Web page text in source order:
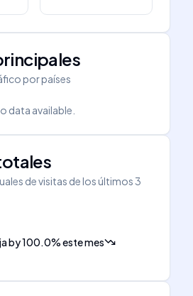
por países
data available.
de visitas de los últimos 3
by100.0%este mes